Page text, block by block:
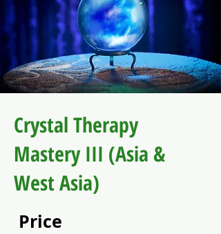
Crystal Therapy
Mastery III (Asia &
West Asia)
Price